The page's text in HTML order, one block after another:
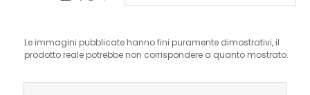
Le immagini pubblicate hanno fini puramente dimostrativi, il
prodotto reale potrebbe non corrispondere a quanto mostrato.